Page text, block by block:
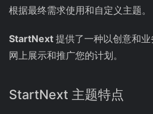
根据最终需求使用和自定义主题。
StartNext 提供了一种以创意和
网上展示和推广您的计划。
StartNext 主题特点